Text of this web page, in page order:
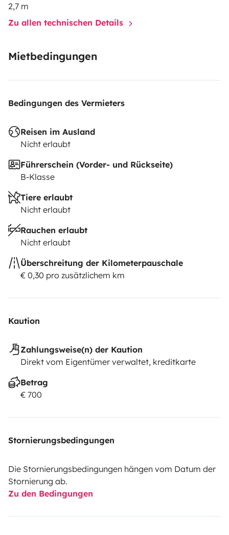
2,7 m
Zu allen technischen Details
Mietbedingungen
Bedingungen des Vermieters
Reisen im Ausland
Nicht erlaubt
Führerschein (Vorder- und Rückseite)
B-Klasse
Tiere erlaubt
Nicht erlaubt
Rauchen erlaubt
Nicht erlaubt
Überschreitung der Kilometerpauschale
€ 0,30 pro zusätzlichem km
Kaution
Zahlungsweise(n) der Kaution
Direkt vom Eigentümer verwaltet, kreditkarte
Betrag
€ 700
Stornierungsbedingungen
Die Stornierungsbedingungen hängen vom Datum der
Stornierung ab.
Zu den Bedingungen